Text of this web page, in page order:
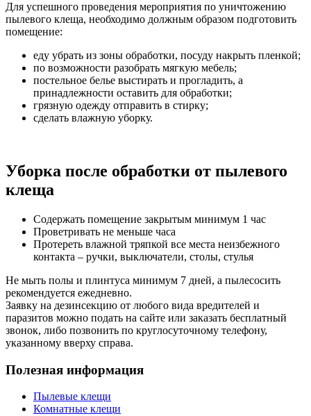
Для успешного проведения мероприятия по уничтожению
пылевого клеща, необходимо должным образом подготовить
помещение:
еду убрать из зоны обработки, посуду накрыть пленкой;
по возможности разобрать мягкую мебель;
постельное белье выстирать и прогладить, а
принадлежности оставить для обработки;
грязную одежду отправить в стирку;
сделать влажную уборку.
Уборка после обработки от пылевого
клеща
Содержать помещение закрытым минимум 1 час
Проветривать не меньше часа
Протереть влажной тряпкой все места неизбежного
контакта – ручки, выключатели, столы, стулья
Не мыть полы и плинтуса минимум 7 дней, а пылесосить
рекомендуется ежедневно.
Заявку на дезинсекцию от любого вида вредителей и
паразитов можно подать на сайте или заказать бесплатный
звонок, либо позвонить по круглосуточному телефону,
указанному вверху справа.
Полезная информация
Пылевые клещи
Комнатные клещи